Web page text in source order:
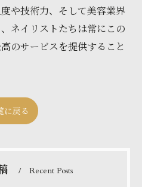
や技術力、そして美容業界
ネイリストたちは常にこの
のサービスを提供すること
に戻る
Recent Posts